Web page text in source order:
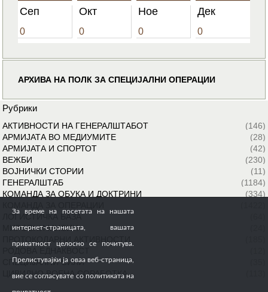
Сеп
0
Окт
0
Ное
0
Дек
0
АРХИВА НА ПОЛК ЗА СПЕЦИЈАЛНИ ОПЕРАЦИИ
Рубрики
АКТИВНОСТИ НА ГЕНЕРАЛШТАБОТ
(146)
АРМИЈАТА ВО МЕДИУМИТЕ
(28)
АРМИЈАТА И СПОРТОТ
(42)
ВЕЖБИ
(230)
ВОЈНИЧКИ СТОРИИ
(11)
ГЕНЕРАЛШТАБ
(1184)
КОМАНДА ЗА ОБУКА И ДОКТРИНИ
(334)
ЛОГИСТИЧКА БАЗА
МИРОВНИ МИСИИ
СПЕЦИЈАЛНИ СИЛИ
ЦИВИЛНО ВОЕНА СОРАБОТКА
За време на посетата на нашата
интернет-страницата, вашата
приватност целосно се почитува.
Прелистувајќи ја оваа веб-страница,
вие се согласувате со политиката на